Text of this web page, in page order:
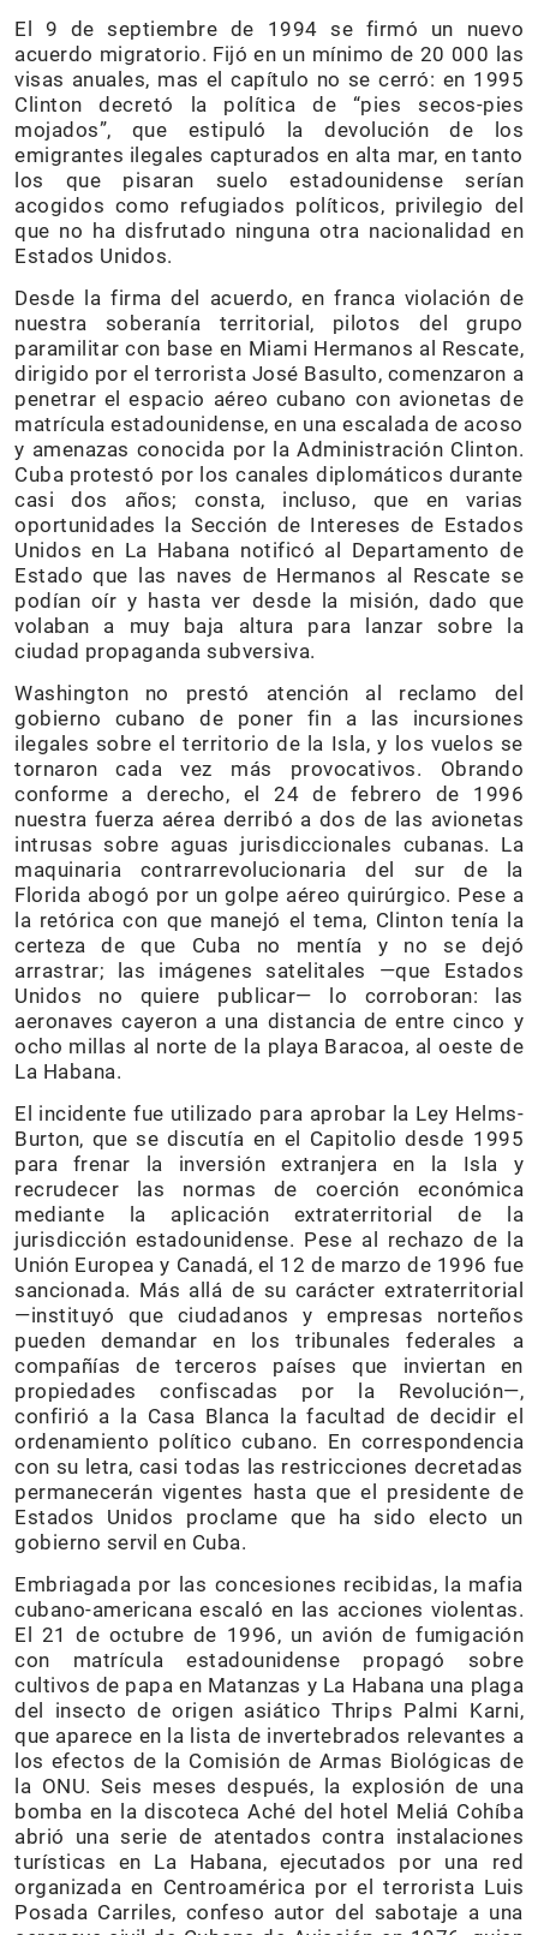
El 9 de septiembre de 1994 se firmó un nuevo
acuerdo migratorio. Fijó en un mínimo de 20 000 las
visas anuales, mas el capítulo no se cerró: en 1995
Clinton decretó la política de “pies secos-pies
mojados”, que estipuló la devolución de los
emigrantes ilegales capturados en alta mar, en tanto
los que pisaran suelo estadounidense serían
acogidos como refugiados políticos, privilegio del
que no ha disfrutado ninguna otra nacionalidad en
Estados Unidos.
Desde la firma del acuerdo, en franca violación de
nuestra soberanía territorial, pilotos del grupo
paramilitar con base en Miami Hermanos al Rescate,
dirigido por el terrorista José Basulto, comenzaron a
penetrar el espacio aéreo cubano con avionetas de
matrícula estadounidense, en una escalada de acoso
y amenazas conocida por la Administración Clinton.
Cuba protestó por los canales diplomáticos durante
casi dos años; consta, incluso, que en varias
oportunidades la Sección de Intereses de Estados
Unidos en La Habana notificó al Departamento de
Estado que las naves de Hermanos al Rescate se
podían oír y hasta ver desde la misión, dado que
volaban a muy baja altura para lanzar sobre la
ciudad propaganda subversiva.
Washington no prestó atención al reclamo del
gobierno cubano de poner fin a las incursiones
ilegales sobre el territorio de la Isla, y los vuelos se
tornaron cada vez más provocativos. Obrando
conforme a derecho, el 24 de febrero de 1996
nuestra fuerza aérea derribó a dos de las avionetas
intrusas sobre aguas jurisdiccionales cubanas. La
maquinaria contrarrevolucionaria del sur de la
Florida abogó por un golpe aéreo quirúrgico. Pese a
la retórica con que manejó el tema, Clinton tenía la
certeza de que Cuba no mentía y no se dejó
arrastrar; las imágenes satelitales —que Estados
Unidos no quiere publicar— lo corroboran: las
aeronaves cayeron a una distancia de entre cinco y
ocho millas al norte de la playa Baracoa, al oeste de
La Habana.
El incidente fue utilizado para aprobar la Ley Helms-
Burton, que se discutía en el Capitolio desde 1995
para frenar la inversión extranjera en la Isla y
recrudecer las normas de coerción económica
mediante la aplicación extraterritorial de la
jurisdicción estadounidense. Pese al rechazo de la
Unión Europea y Canadá, el 12 de marzo de 1996 fue
sancionada. Más allá de su carácter extraterritorial
—instituyó que ciudadanos y empresas norteños
pueden demandar en los tribunales federales a
compañías de terceros países que inviertan en
propiedades confiscadas por la Revolución—,
confirió a la Casa Blanca la facultad de decidir el
ordenamiento político cubano. En correspondencia
con su letra, casi todas las restricciones decretadas
permanecerán vigentes hasta que el presidente de
Estados Unidos proclame que ha sido electo un
gobierno servil en Cuba.
Embriagada por las concesiones recibidas, la mafia
cubano-americana escaló en las acciones violentas.
El 21 de octubre de 1996, un avión de fumigación
con matrícula estadounidense propagó sobre
cultivos de papa en Matanzas y La Habana una plaga
del insecto de origen asiático Thrips Palmi Karni,
que aparece en la lista de invertebrados relevantes a
los efectos de la Comisión de Armas Biológicas de
la ONU. Seis meses después, la explosión de una
bomba en la discoteca Aché del hotel Meliá Cohíba
abrió una serie de atentados contra instalaciones
turísticas en La Habana, ejecutados por una red
organizada en Centroamérica por el terrorista Luis
Posada Carriles, confeso autor del sabotaje a una